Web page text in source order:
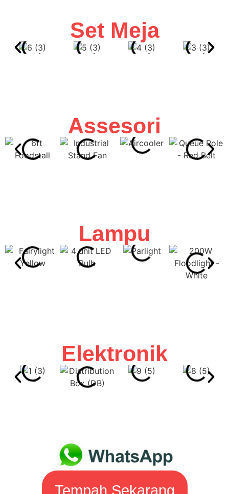
Set Meja
Assesori
Lampu
Elektronik
Tempah Sekarang